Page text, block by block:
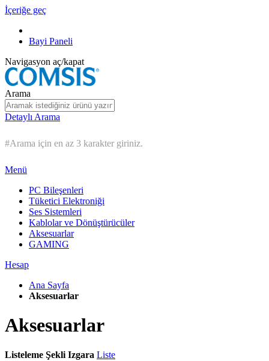
İçeriğe geç
Bayi Paneli
Navigasyon aç/kapat
Arama
Detaylı Arama
#Arama için en az 3 karakter giriniz.
Menü
PC Bileşenleri
Tüketici Elektroniği
Ses Sistemleri
Kablolar ve Dönüştürücüler
Aksesuarlar
GAMING
Hesap
Ana Sayfa
Aksesuarlar
Aksesuarlar
Listeleme Şekli Izgara Liste